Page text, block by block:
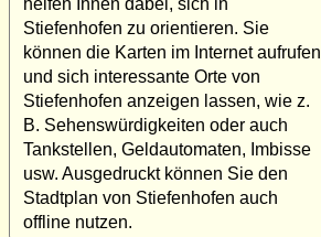
Stiefenhofen zu orientieren. Sie
können die Karten im Internet aufrufen
und sich interessante Orte von
Stiefenhofen anzeigen lassen, wie z.
B. Sehenswürdigkeiten oder auch
Tankstellen, Geldautomaten, Imbisse
usw. Ausgedruckt können Sie den
Stadtplan von Stiefenhofen auch
offline nutzen.